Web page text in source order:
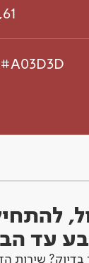
#A03D3D
עד
שירות